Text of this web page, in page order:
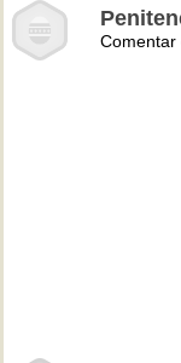
Comentar